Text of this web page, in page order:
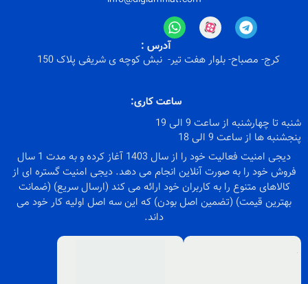
آدرس :
کرج- مصباح- بلوار هفت تیر- نبش کوچه ی شریفی پلاک 150
ساعت کاری:
شنبه تا چهارشنبه از ساعت 9 الی 19
پنجشنبه ها از ساعت 9 الی 18
دیجی امنیت فعالیت خود را از سال 1403 آغاز کرده و به مدت 1 سال
فروش خود را به صورت آنلاین انجام می دهد. دیجی امنیت گستره ای از
کالاهای متنوع را به کاربران خود ارائه می کند (ارسال سریع) (ضمانت
بهترین قیمت) (تضمین اصل بودن) که این سه اصل اولیه کار خود می
داند.